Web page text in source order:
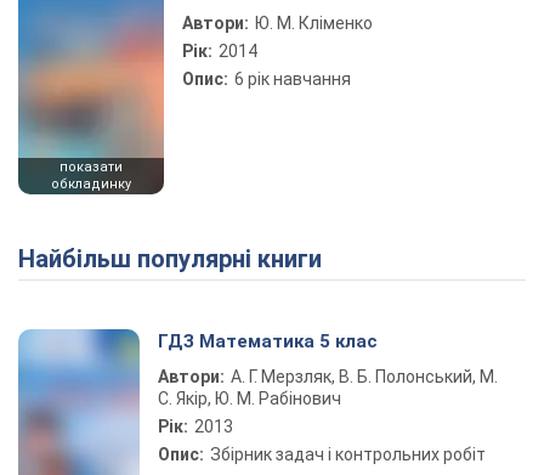
показати
обкладинку
Автори: Ю. М. Кліменко
Рік: 2014
Опис: 6 рiк навчання
Найбільш популярні книги
ГДЗ Математика 5 клас
Автори: А. Г. Мерзляк, В. Б. Полонський, М.
С. Якір, Ю. М. Рабінович
Рік: 2013
Опис: Збірник задач і контрольних робіт